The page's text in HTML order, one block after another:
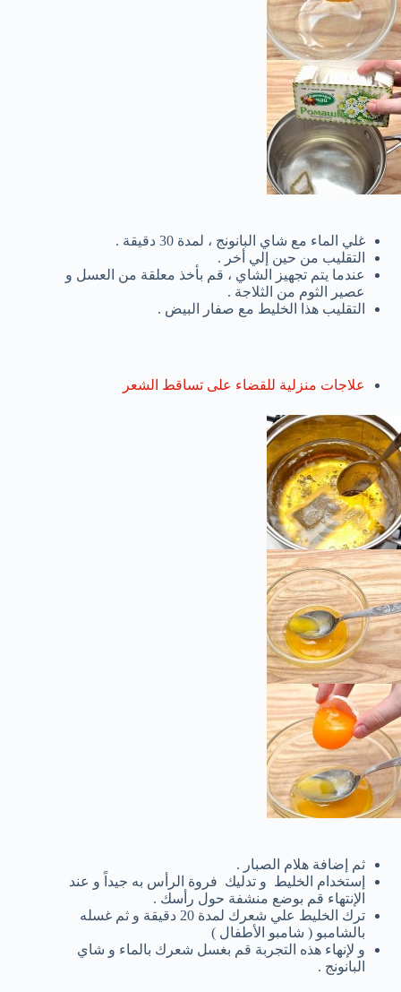
غلي الماء مع شاي البانونج ، لمدة 30 دقيقة .
التقليب من حين إلي أخر .
عندما يتم تجهيز الشاي ، قم بأخذ معلقة من العسل و
عصير الثوم من الثلاجة .
التقليب هذا الخليط مع صفار البيض .
علاجات منزلية للقضاء على تساقط الشعر
ثم إضافة هلام الصبار .
إستخدام الخليط و تدليك فروة الرأس به جيداً و عند
الإنتهاء قم بوضع منشفة حول رأسك .
ترك الخليط علي شعرك لمدة 20 دقيقة و ثم غسله
بالشامبو ( شامبو الأطفال )
و لإنهاء هذه التجربة قم بغسل شعرك بالماء و شاي
البانونج .